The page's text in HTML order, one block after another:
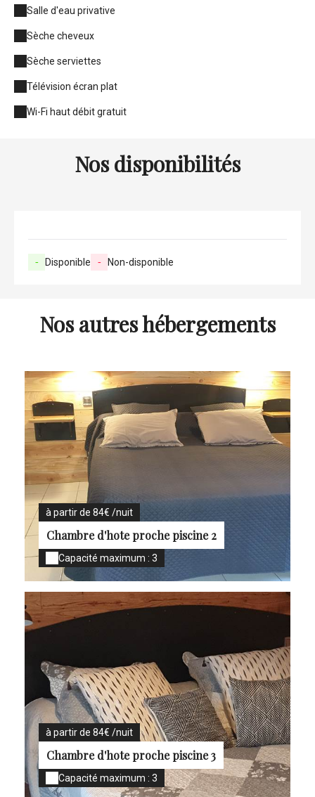
Salle d'eau privative
Sèche cheveux
Sèche serviettes
Télévision écran plat
Wi-Fi haut débit gratuit
Nos disponibilités
- Disponible - Non-disponible
Nos autres hébergements
à partir de 84€ /nuit
Chambre d'hote proche piscine 2
Capacité maximum : 3
à partir de 84€ /nuit
Chambre d'hote proche piscine 3
Capacité maximum : 3